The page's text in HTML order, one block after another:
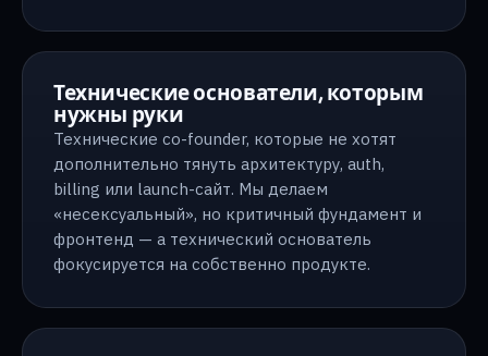
Технические основатели, которым
нужны руки
Технические со-founder, которые не хотят
дополнительно тянуть архитектуру, auth,
billing или launch-сайт. Мы делаем
«несексуальный», но критичный фундамент и
фронтенд — а технический основатель
фокусируется на собственно продукте.